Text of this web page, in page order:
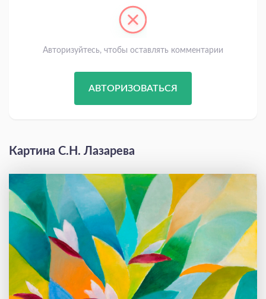
Авторизуйтесь, чтобы оставлять комментарии
АВТОРИЗОВАТЬСЯ
Картина С.Н. Лазарева